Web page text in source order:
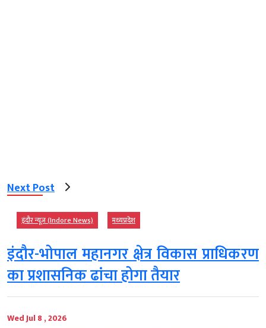
Next Post
इंदौर न्यूज़ (Indore News) मध्‍यप्रदेश
इंदौर-भोपाल महानगर क्षेत्र विकास प्राधिकरण
का प्रशासनिक ढांचा होगा तैयार
Wed Jul 8 , 2026